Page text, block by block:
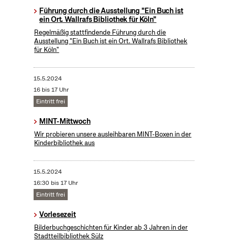
Führung durch die Ausstellung "Ein Buch ist
ein Ort. Wallrafs Bibliothek für Köln"
Regelmäßig stattfindende Führung durch die
Ausstellung "Ein Buch ist ein Ort. Wallrafs Bibliothek
für Köln"
15.5.2024
16 bis 17 Uhr
Eintritt frei
MINT-Mittwoch
Wir probieren unsere ausleihbaren MINT-Boxen in der
Kinderbibliothek aus
15.5.2024
16:30 bis 17 Uhr
Eintritt frei
Vorlesezeit
Bilderbuchgeschichten für Kinder ab 3 Jahren in der
Stadtteilbibliothek Sülz